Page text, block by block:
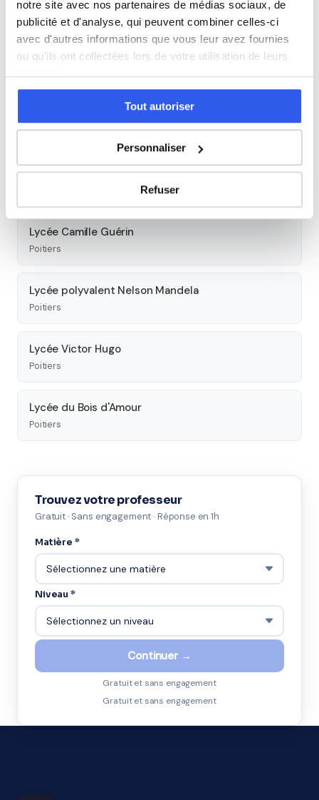
notre site avec nos partenaires de médias sociaux, de
publicité et d'analyse, qui peuvent combiner celles-ci
avec d'autres informations que vous leur avez fournies
ou qu'ils ont collectées lors de votre utilisation de leurs
Tout autoriser
Personnaliser
Refuser
Découvrez l'ensemble de notre offre à Poitiers :Voir tous
les cours à Poitiers →
Autres lycées à proximité
Lycée professionnel Le Dolmen
Poitiers
Lycée polyvalent privé Isaac de l'Étoile - Feuillants
Lycée Camille Guérin
Poitiers
Lycée polyvalent Nelson Mandela
Poitiers
Lycée Victor Hugo
Poitiers
Lycée du Bois d'Amour
Poitiers
Trouvez votre professeur
Gratuit · Sans engagement · Réponse en 1h
Matière *
Niveau *
Continuer →
Gratuit et sans engagement
Gratuit et sans engagement